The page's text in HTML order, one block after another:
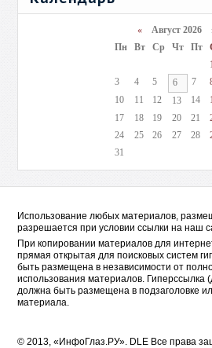
«Август 2026
Пн
Вт Ср Чт Пт
3
4 5 6 7
10
11 12 13 14
17
18 19 20 21
24
25 26 27 28
31
Использование любых материалов,
разрешается при условии ссылки на наш
При копировании материалов для
прямая открытая для поисковых систем
быть размещена в независимости от
использования материалов. Гиперссылка
должна быть размещена в подзаголовке
материала.
© 2013, «ИнфоГлаз.РУ». DLE Все права